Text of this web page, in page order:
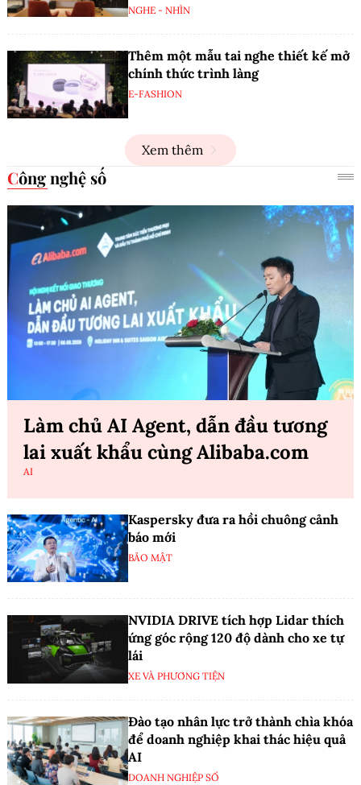
NGHE - NHÌN
Thêm một mẫu tai nghe thiết kế mở
chính thức trình làng
E-FASHION
Xem thêm
Công nghệ số
Làm chủ AI Agent, dẫn đầu tương
lai xuất khẩu cùng Alibaba.com
AI
Kaspersky đưa ra hồi chuông cảnh
báo mới
BẢO MẬT
NVIDIA DRIVE tích hợp Lidar thích
ứng góc rộng 120 độ dành cho xe tự
lái
XE VÀ PHƯƠNG TIỆN
Đào tạo nhân lực trở thành chìa khóa
để doanh nghiệp khai thác hiệu quả
AI
DOANH NGHIỆP SỐ